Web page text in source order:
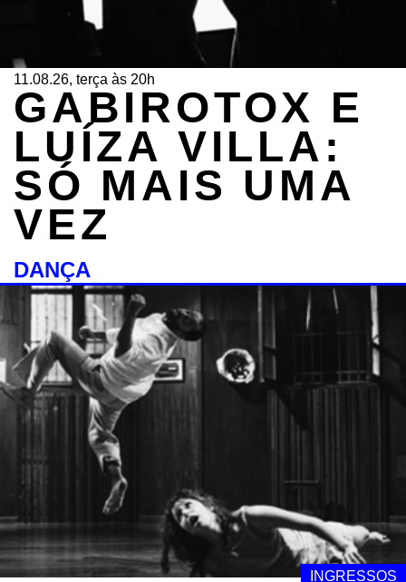
INGRESSOS
11.08.26, terça às 20h
GABIROTOX E
LUÍZA VILLA:
SÓ MAIS UMA
VEZ
DANÇA